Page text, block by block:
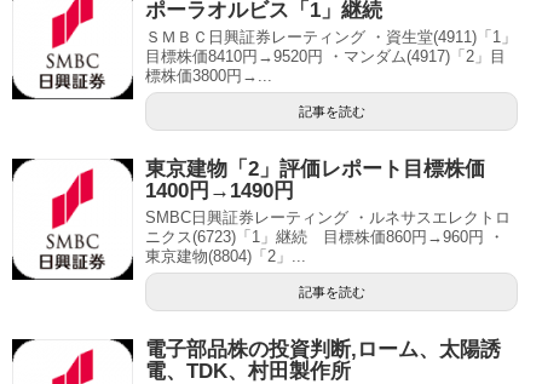
ポーラオルビス「1」継続
ＳＭＢＣ日興証券レーティング ・資生堂(4911)「1」
目標株価8410円→9520円 ・マンダム(4917)「2」目
標株価3800円→...
記事を読む
東京建物「2」評価レポート目標株価
1400円→1490円
SMBC日興証券レーティング ・ルネサスエレクトロ
ニクス(6723)「1」継続 目標株価860円→960円 ・
東京建物(8804)「2」...
記事を読む
電子部品株の投資判断,ローム、太陽誘
電、TDK、村田製作所